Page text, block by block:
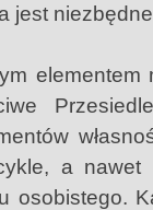
jest
a nawet
osobistego.